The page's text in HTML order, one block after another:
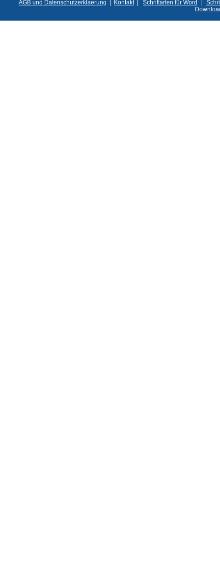
AGB und Datenschutzerklaerung Kontakt| Schriftarten für Word